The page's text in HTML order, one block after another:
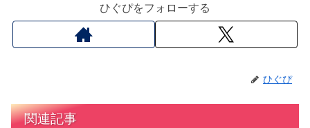
ひぐぴをフォローする
ひぐぴ
関連記事